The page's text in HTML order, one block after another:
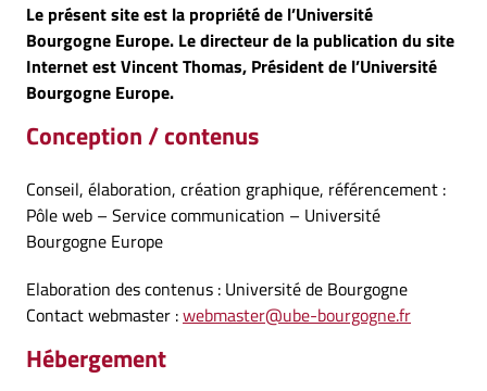
Le présent site est la propriété de l’Université
Bourgogne Europe. Le directeur de la publication du site
Internet est Vincent Thomas, Président de l’Université
Bourgogne Europe.
Conception / contenus
Conseil, élaboration, création graphique, référencement :
Pôle web – Service communication – Université
Bourgogne Europe
Elaboration des contenus : Université de Bourgogne
Contact webmaster :webmaster@ube-bourgogne.fr
Hébergement